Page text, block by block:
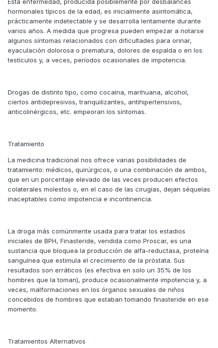
Esta enfermedad, producida posiblemente por desbalances
hormonales típicos de la edad, es inicialmente asintomática,
prácticamente indetectable y se desarrolla lentamente durante
varios años. A medida que progresa pueden empezar a notarse
algunos síntomas relacionados con dificultades para orinar,
eyaculación dolorosa o prematura, dolores de espalda o en los
testículos y, a veces, períodos ocasionales de impotencia.
Drogas de distinto tipo, como cocaína, marihuana, alcohol,
ciertos antidepresivos, tranquilizantes, antihipertensivos,
anticolinérgicos, etc. empeoran los síntomas.
Tratamiento
La medicina tradicional nos ofrece varias posibilidades de
tratamiento: médicos, quirúrgicos, o una combinación de ambos,
que en un porcentaje elevado de las veces producen efectos
colaterales molestos o, en el caso de las cirugías, dejan séquelas
inaceptables como impotencia e incontinencia.
La droga más comúnmente usada para tratar los estadios
iniciales de BPH, Finasteride, vendida como Proscar, es una
sustancia que bloquea la producción de alfa-reductasa, proteína
sanguínea que estimula el crecimiento de la próstata. Sus
resultados son erráticos (es efectiva en solo un 35% de los
hombres que la toman), produce ocasionalmente impotencia y, a
veces, malformaciones en los órganos sexuales de niños
concebidos de hombres que estaban tomando finasteride en ese
momento.
Tratamientos Alternativos